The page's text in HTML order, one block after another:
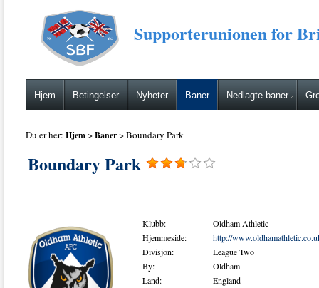
Supporterunionen for
Hjem Betingelser Nyheter Baner Nedlagte baner
Du er her: Hjem>Baner> Boundary Park
Boundary Park
Klubb:
Oldham Athletic
Hjemmeside:
http://
Divisjon:
League Two
By:
Oldham
Land:
England